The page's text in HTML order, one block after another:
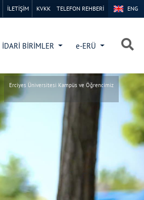
×
×
ENG
TELEFON REHBERİ
İLETİŞİM KVKK
İDARİ BİRİMLER e-ERÜ
Erciyes Üniversitesi Kampüs ve Öğrencimiz